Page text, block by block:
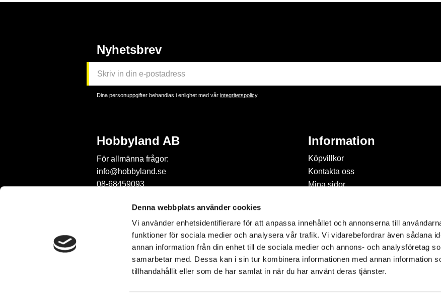
Denna webbplats använder cookies
Vi använder enhetsidentifierare för att anpassa innehållet och annonserna till
funktioner för sociala medier och analysera vår trafik. Vi vidarebefordrar även sådana
annan information från din enhet till de sociala medier och annons- och analysföretag
samarbetar med. Dessa kan i sin tur kombinera informationen med annan information
tillhandahållit eller som de har samlat in när du har använt deras tjänster.
Nyhetsbrev
Dina personuppgifter behandlas i enlighet med vår integritetspolicy.
Hobbyland AB
För allmänna frågor:
info@hobbyland.se
08-68459093
order@hobbyland.se
08-68459093
vardagar mellan 9-11
Information
Köpvillkor
Kontakta oss
Mina sidor
cookies
Inspiration & Passion